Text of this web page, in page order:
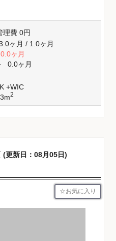
理費 0円
ヶ月/ 1.0ヶ月
0.0ヶ月
0.0ヶ月
+WIC
2
(更新日：08月05日)
お気に入り